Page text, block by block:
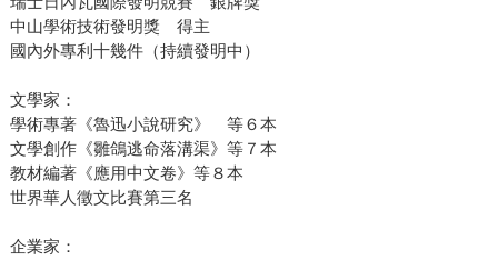
中山學術技術發明獎 得主
國內外專利十幾件（持續發明中）
文學家：
學術專著《魯迅小說研究》 等６本
文學創作《雛鴿逃命落溝渠》等７本
教材編著《應用中文卷》等８本
世界華人徵文比賽第三名
企業家：